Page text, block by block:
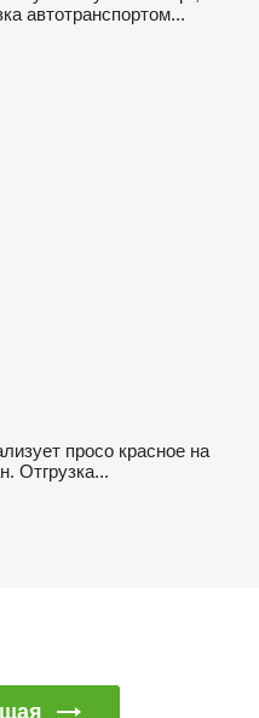
автотранспортом...
просо красное на
Отгрузка...